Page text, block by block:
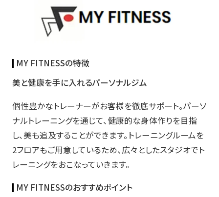
MY FITNESSの特徴
美と健康を手に入れるパーソナルジム
個性豊かなトレーナーがお客様を徹底サポート。パーソ
ナルトレーニングを通じて、健康的な身体作りを目指
し、美も追及することができます。トレーニングルームを
2フロアもご用意しているため、広々としたスタジオでト
レーニングをおこなっていきます。
MY FITNESSのおすすめポイント